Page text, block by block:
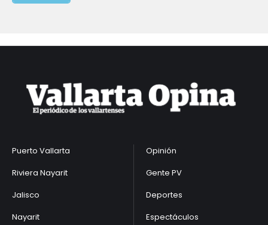
Puerto Vallarta
Riviera Nayarit
Jalisco
Nayarit
Opinión
Gente PV
Deportes
Espectáculos